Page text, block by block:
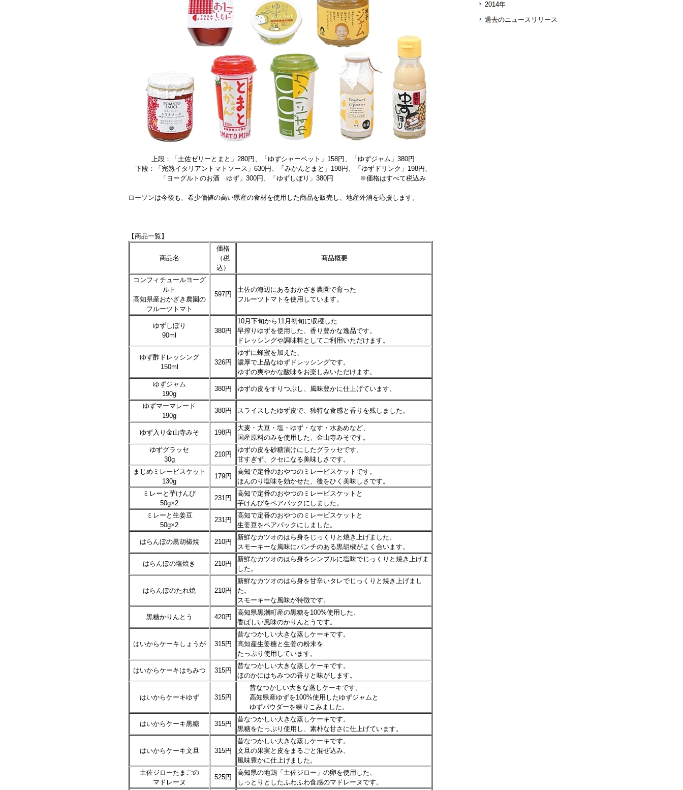
上段：「土佐ゼリーとまと」280円、「ゆずシャーベット」158円、「ゆずジャム」380円
下段：「完熟イタリアントマトソース」630円、「みかんとまと」198円、「ゆずドリンク」198円、
「ヨーグルトのお酒 ゆず」300円、「ゆずしぼり」380円 ※価格はすべて税込み
ローソンは今後も、希少価値の高い県産の食材を使用した商品を販売し、地産外消を応援します。
【商品一覧】
商品名
価格
（税
込）
商品概要
コンフィチュールヨーグ
ルト
高知県産おかざき農園の
フルーツトマト
597円
土佐の海辺にあるおかざき農園で育った
フルーツトマトを使用しています。
ゆずしぼり
90ml
380円
10月下旬から11月初旬に収穫した
早搾りゆずを使用した、香り豊かな逸品です。
ドレッシングや調味料としてご利用いただけます。
ゆず酢ドレッシング
150ml
326円
ゆずに蜂蜜を加えた、
濃厚で上品なゆずドレッシングです。
ゆずの爽やかな酸味をお楽しみいただけます。
ゆずジャム
190g
380円 ゆずの皮をすりつぶし、風味豊かに仕上げています。
ゆずマーマレード
190g
380円 スライスしたゆず皮で、独特な食感と香りを残しました。
ゆず入り金山寺みそ 198円
大麦・大豆・塩・ゆず・なす・水あめなど、
国産原料のみを使用した、金山寺みそです。
ゆずグラッセ
30g
210円
ゆずの皮を砂糖漬けにしたグラッセです。
甘すぎず、クセになる美味しさです。
まじめミレービスケット
130g
179円
高知で定番のおやつのミレービスケットです。
ほんのり塩味を効かせた、後をひく美味しさです。
ミレーと芋けんぴ
50g×2
231円
高知で定番のおやつのミレービスケットと
芋けんぴをペアパックにしました。
ミレーと生姜豆
50g×2
231円
高知で定番のおやつのミレービスケットと
生姜豆をペアパックにしました。
はらんぼの黒胡椒焼 210円
新鮮なカツオのはら身をじっくりと焼き上げました。
スモーキーな風味にパンチのある黒胡椒がよく合います。
はらんぼの塩焼き 210円
新鮮なカツオのはら身をシンプルに塩味でじっくりと焼き上げま
した。
はらんぼのたれ焼 210円
新鮮なカツオのはら身を甘辛いタレでじっくりと焼き上げまし
た。
スモーキーな風味が特徴です。
黒糖かりんとう 420円
高知県黒潮町産の黒糖を100%使用した、
香ばしい風味のかりんとうです。
はいからケーキしょうが 315円
昔なつかしい大きな蒸しケーキです。
高知産生姜糖と生姜の粉末を
たっぷり使用しています。
はいからケーキはちみつ 315円
昔なつかしい大きな蒸しケーキです。
ほのかにはちみつの香りと味がします。
はいからケーキゆず 315円
昔なつかしい大きな蒸しケーキです。
高知県産ゆずを100%使用したゆずジャムと
ゆずパウダーを練りこみました。
はいからケーキ黒糖 315円
昔なつかしい大きな蒸しケーキです。
黒糖をたっぷり使用し、素朴な甘さに仕上げています。
はいからケーキ文旦 315円
昔なつかしい大きな蒸しケーキです。
文旦の果実と皮をまるごと混ぜ込み、
風味豊かに仕上げました。
土佐ジローたまごの
マドレーヌ
525円
高知県の地鶏「土佐ジロー」の卵を使用した、
しっとりとしたふわふわ食感のマドレーヌです。
2014年
過去のニュースリリース